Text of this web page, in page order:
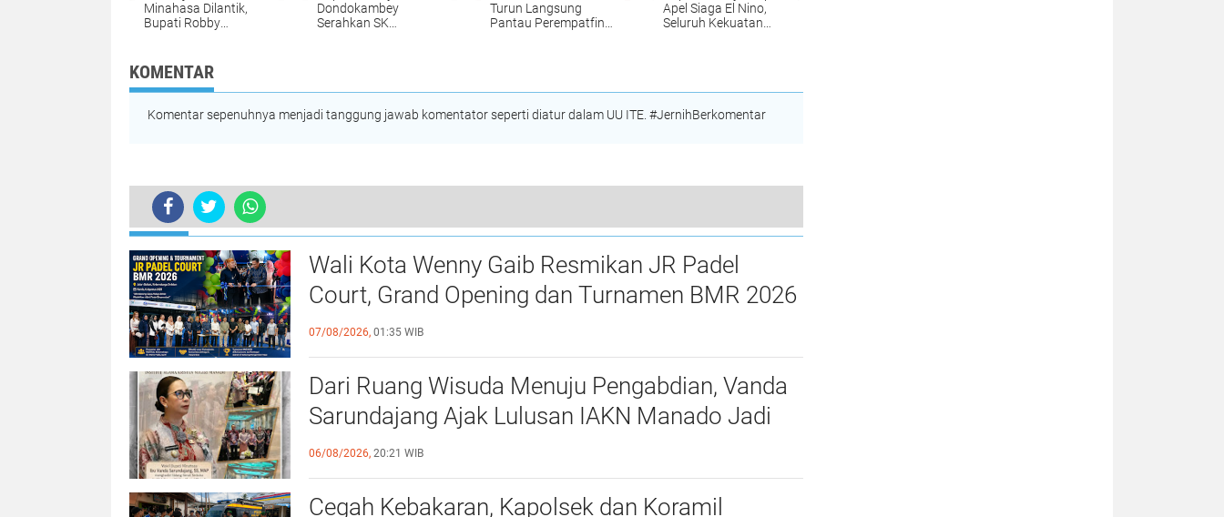
Minahasa Dilantik,
Bupati Robby
dan Pelayanan Publik
Dondokambey
Serahkan SK
Turun Langsung
Pantau Perempatfinal
Apel Siaga El Nino,
Seluruh Kekuatan
KOMENTAR
Komentar sepenuhnya menjadi tanggung jawab komentator seperti diatur dalam UU ITE. #JernihBerkomentar
Resmob Polres Minahasa Amankan Dua Remaja Pelaku Penganiayaan dengan Sajam di Kakas Barat
TERKINI
Wali Kota Wenny Gaib Resmikan JR Padel
Court, Grand Opening dan Turnamen BMR 2026
Semarakkan Kotamobagu
07/08/2026, 01:35 WIB
Dari Ruang Wisuda Menuju Pengabdian, Vanda
Sarundajang Ajak Lulusan IAKN Manado Jadi
Agen Perubahan bagi Bangsa
06/08/2026, 20:21 WIB
Cegah Kebakaran, Kapolsek dan Koramil